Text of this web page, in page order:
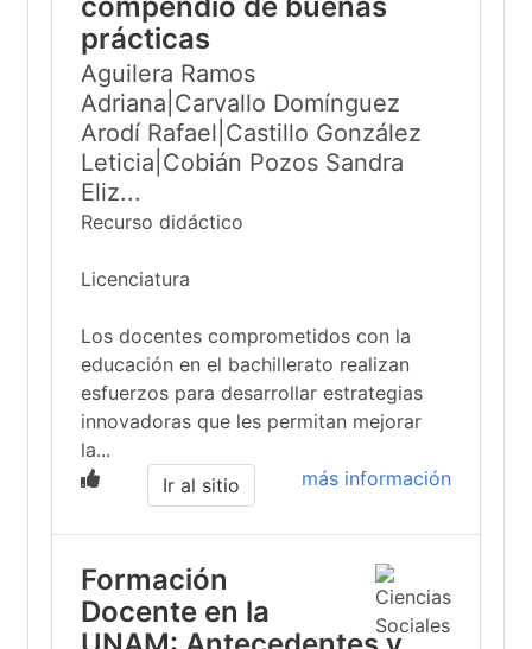
prácticas
Aguilera Ramos
Adriana|Carvallo Domínguez
Arodí Rafael|Castillo González
Leticia|Cobián Pozos Sandra
Eliz...
Recurso didáctico
Licenciatura
Los docentes comprometidos con la
educación en el bachillerato realizan
esfuerzos para desarrollar estrategias
innovadoras que les permitan mejorar
la...
más información
Ir al sitio
Formación
Docente en la